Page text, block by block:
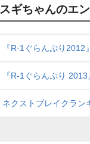
スギちゃんのエ
『R-1ぐらんぷり2012
『R-1ぐらんぷり
ネクストブレイクラ